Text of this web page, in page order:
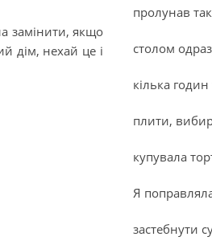
замінити, якщо
дім, нехай це і
пролунав
столом
кілька
плити,
купувала
Я
застебнути